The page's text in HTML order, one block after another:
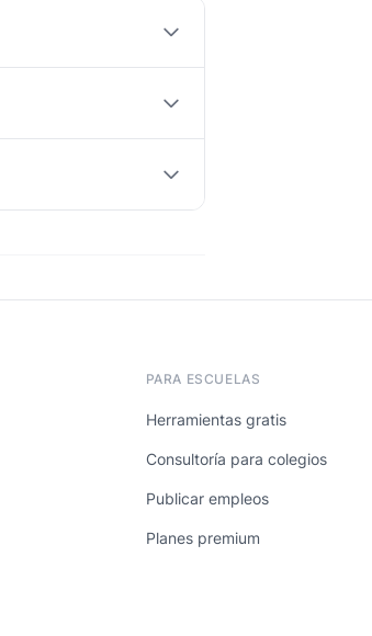
PARA ESCUELAS
Herramientas gratis
Consultoría para colegios
Publicar empleos
Planes premium